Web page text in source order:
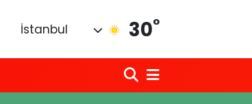
İstanbul 30°